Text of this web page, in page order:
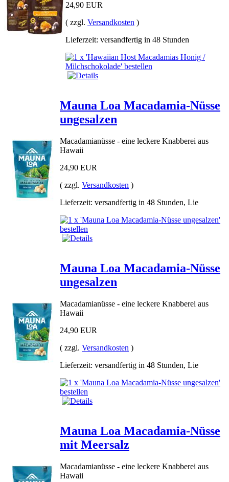
24,90 EUR
( zzgl. Versandkosten )
Lieferzeit: versandfertig in 48 Stunden
Mauna Loa Macadamia-Nüsse
ungesalzen
Macadamianüsse - eine leckere Knabberei aus
Hawaii
24,90 EUR
( zzgl. Versandkosten )
Lieferzeit: versandfertig in 48 Stunden, Lie
Mauna Loa Macadamia-Nüsse
ungesalzen
Macadamianüsse - eine leckere Knabberei aus
Hawaii
24,90 EUR
( zzgl. Versandkosten )
Lieferzeit: versandfertig in 48 Stunden, Lie
Mauna Loa Macadamia-Nüsse
mit Meersalz
Macadamianüsse - eine leckere Knabberei aus
Hawaii